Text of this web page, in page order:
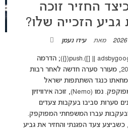
החזיר זוכה
גביע הזכייה שלו?
מאת עידו נעמן
(adsbygoogle = window.adsbygoogle || []).push({}); הדרמה
נמשכת: נמו, זוכה אירוויזיון 2024, מעורר סערה חדשה לאחר רבות
כנגד השתתפות ישראל
באירוויזיון ועברו המשפחתי המפוקפק. נמו (Nemo), זוכה אירוויזיון
סערות סביבו בעקבות צעדים
עברו המשפחתי המפוקפק.
צעד הפגנתי והחזיר את גביע